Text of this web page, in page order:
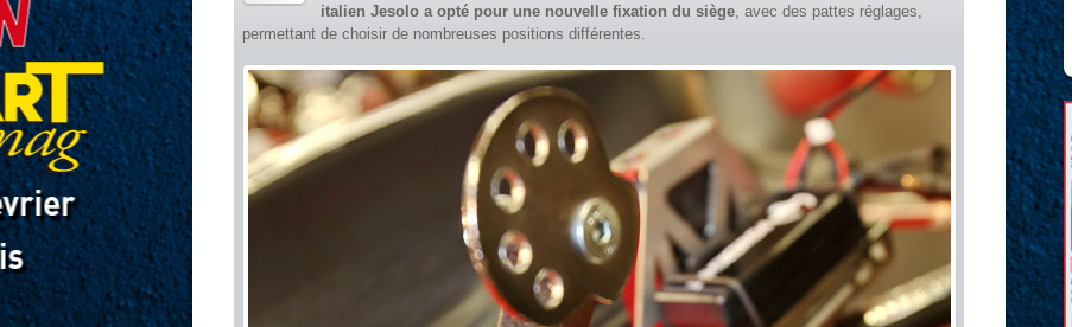
italien Jesolo a opté pour une nouvelle fixation du siège, avec des pattes réglages,
permettant de choisir de nombreuses positions différentes.